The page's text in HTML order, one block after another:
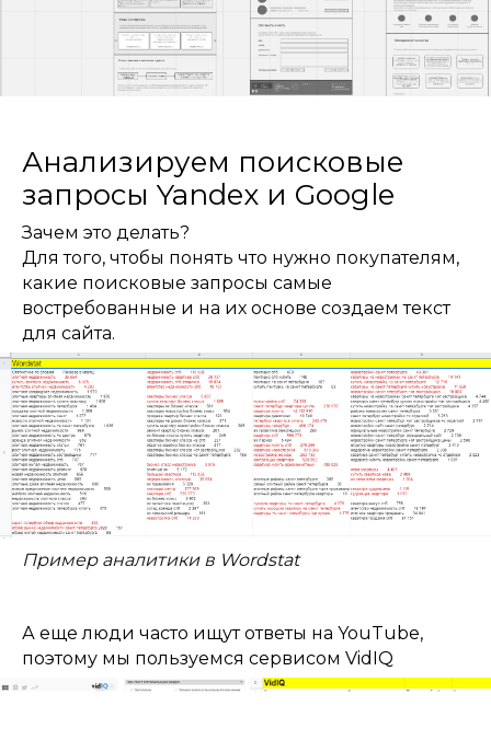
Анализируем поисковые
запросы Yandex и Google
Зачем это делать?
Для того, чтобы понять что нужно покупателям,
какие поисковые запросы самые
востребованные и на их основе создаем текст
для сайта.
Пример аналитики в Wordstat
А еще люди часто ищут ответы на YouTube,
поэтому мы пользуемся сервисом VidIQ